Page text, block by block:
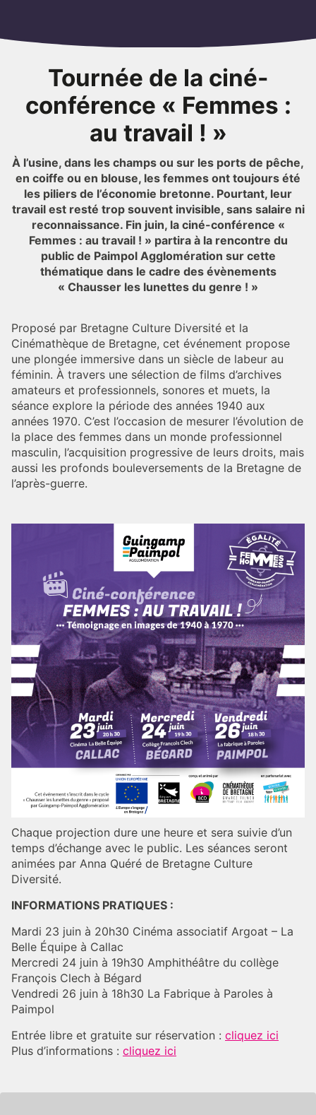
Tournée de la ciné-
conférence « Femmes :
au travail ! »
À l’usine, dans les champs ou sur les ports de pêche,
en coiffe ou en blouse, les femmes ont toujours été
les piliers de l’économie bretonne. Pourtant, leur
travail est resté trop souvent invisible, sans salaire ni
reconnaissance. Fin juin, la ciné-conférence «
Femmes : au travail ! » partira à la rencontre du
public de Paimpol Agglomération sur cette
thématique dans le cadre des évènements
« Chausser les lunettes du genre ! »
Proposé par Bretagne Culture Diversité et la
Cinémathèque de Bretagne, cet événement propose
une plongée immersive dans un siècle de labeur au
féminin. À travers une sélection de films d’archives
amateurs et professionnels, sonores et muets, la
séance explore la période des années 1940 aux
années 1970. C’est l’occasion de mesurer l’évolution de
la place des femmes dans un monde professionnel
masculin, l’acquisition progressive de leurs droits, mais
aussi les profonds bouleversements de la Bretagne de
l’après-guerre.
Chaque projection dure une heure et sera suivie d’un
temps d’échange avec le public. Les séances seront
animées par Anna Quéré de Bretagne Culture
Diversité.
INFORMATIONS PRATIQUES :
Mardi 23 juin à 20h30 Cinéma associatif Argoat – La
Belle Équipe à Callac
Mercredi 24 juin à 19h30 Amphithéâtre du collège
François Clech à Bégard
Vendredi 26 juin à 18h30 La Fabrique à Paroles à
Paimpol
Entrée libre et gratuite sur réservation : cliquez ici
Plus d’informations : cliquez ici